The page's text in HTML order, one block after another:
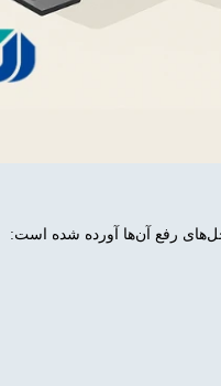
رفع آن‌ها آورده شده است: